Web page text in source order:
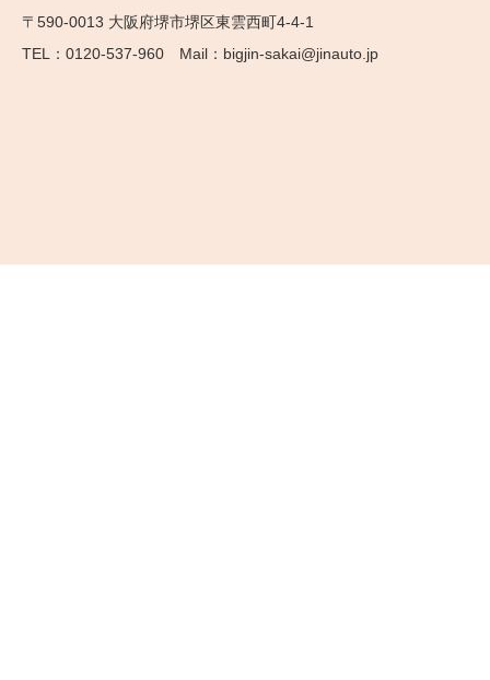
〒590-0013 大阪府堺市堺区東雲西町4-4-1
0120-537-960
bigjin-sakai@jinauto.jp